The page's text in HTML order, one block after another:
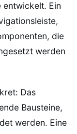
Ein
die
werden
Das
Bausteine,
werden. Eine